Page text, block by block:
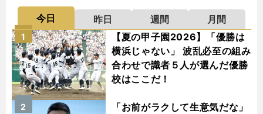
今日 昨日 週間
月間
【夏の甲子園2026】「優勝は
横浜じゃない」 波乱必至の組み
合わせで識者５人が選んだ優勝
校はここだ！
1
「お前がラクして生意気だな」
2